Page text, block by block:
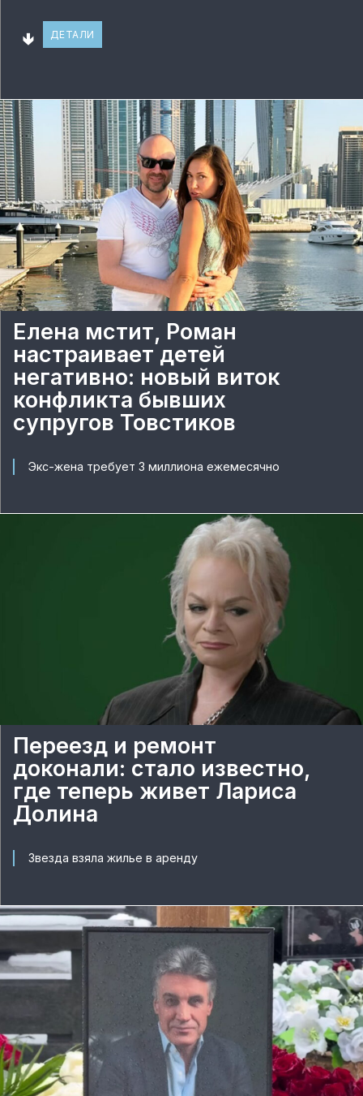
🢃 ДЕТАЛИ
Елена мстит, Роман
настраивает детей
негативно: новый виток
конфликта бывших
супругов Товстиков
Экс-жена требует 3 миллиона ежемесячно
Переезд и ремонт
доконали: стало известно,
где теперь живет Лариса
Долина
Звезда взяла жилье в аренду